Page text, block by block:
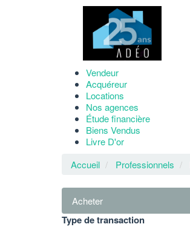
Vendeur
Acquéreur
Locations
Nos agences
Étude financière
Biens Vendus
Livre D'or
Accueil
Professionnels
Acheter
Type de transaction